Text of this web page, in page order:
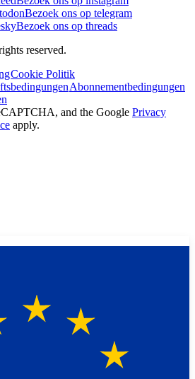
Bezoek ons op telegram
Bezoek ons op threads
reserved.
Cookie Politik
Abonnementbedingungen
and the Google Privacy
apply.